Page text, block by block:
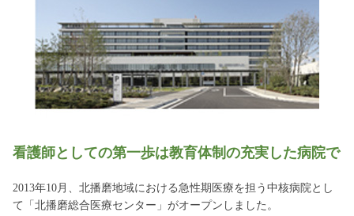
看護師としての第一歩は教育体制の充実した病院で
2013年10月、北播磨地域における急性期医療を担う中核病院とし
て「北播磨総合医療センター」がオープンしました。